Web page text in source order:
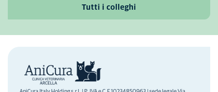
Tutti i colleghi